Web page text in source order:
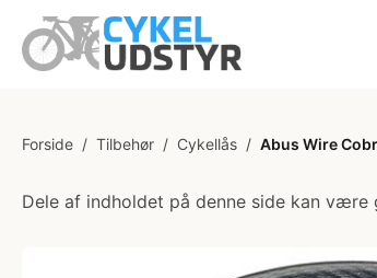
Forside / Tilbehør / Cykellås / Abus Wire
Dele af indholdet på denne side kan